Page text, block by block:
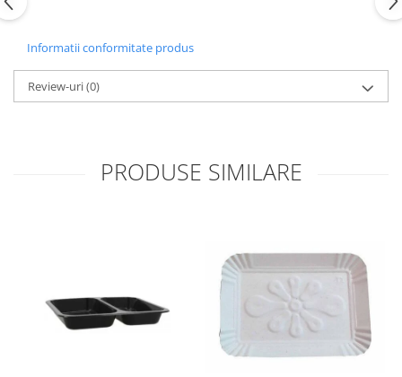
Informatii conformitate produs
Review-uri(0)
PRODUSE SIMILARE